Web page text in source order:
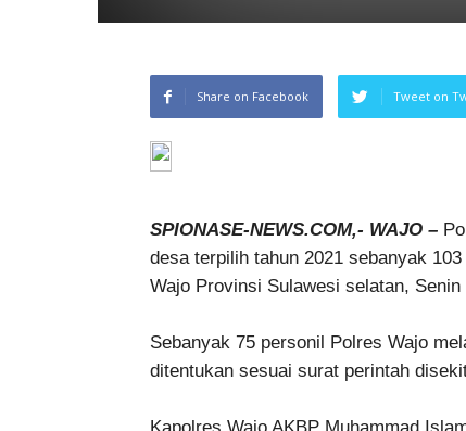
Share on Facebook Tweet on
SPIONASE-NEWS.COM,- WAJO –
desa terpilih tahun 2021 sebanyak
Wajo Provinsi Sulawesi selatan, Senin
Sebanyak 75 personil Polres Wajo
ditentukan sesuai surat perintah